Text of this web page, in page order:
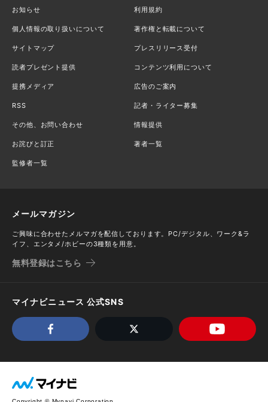
お知らせ 利用規約
個人情報の取り扱いについて 著作権と転載について
サイトマップ プレスリリース受付
読者プレゼント提供 コンテンツ利用について
提携メディア 広告のご案内
RSS 記者・ライター募集
その他、お問い合わせ 情報提供
お詫びと訂正 著者一覧
監修者一覧
メールマガジン
ご興味に合わせたメルマガを配信しております。PC/デジタル、ワーク&ラ
イフ、エンタメ/ホビーの3種類を用意。
無料登録はこちら
マイナビニュース 公式SNS